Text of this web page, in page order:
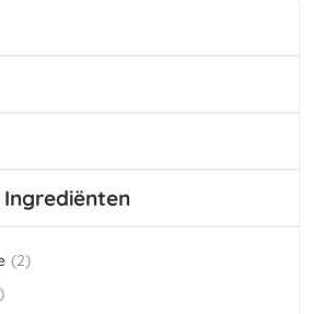
Ingrediënten
2
items